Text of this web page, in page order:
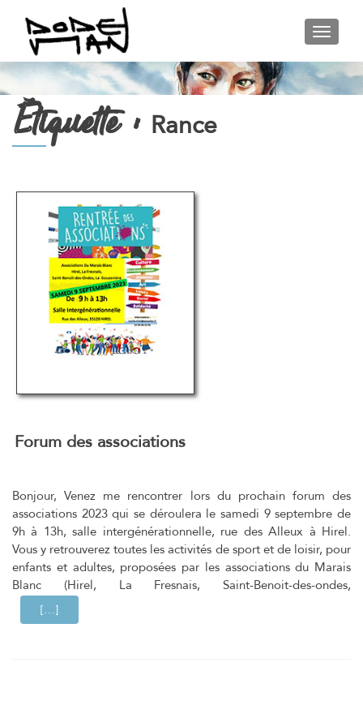
Étiquette : Rance
Forum des associations
Bonjour, Venez me rencontrer lors du prochain forum des
associations 2023 qui se déroulera le samedi 9 septembre de
9h à 13h, salle intergénérationnelle, rue des Alleux à Hirel.
Vous y retrouverez toutes les activités de sport et de loisir, pour
enfants et adultes, proposées par les associations du Marais
Blanc (Hirel, La Fresnais, Saint-Benoit-des-ondes,
EN SAVOIR PLUS SURFORUM DES ASSOCIATIONS
[…]